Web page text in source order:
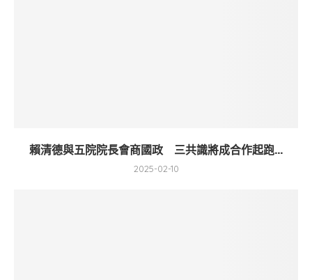
賴清德與五院院長會商國政 三共識將成合作起跑...
2025-02-10